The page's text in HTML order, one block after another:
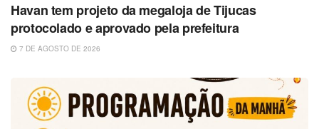
Havan tem projeto da megaloja de Tijucas
protocolado e aprovado pela prefeitura
7 DE AGOSTO DE 2026